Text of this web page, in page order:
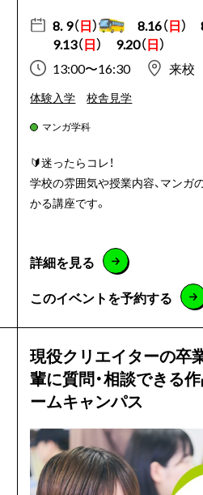
8. 9（日） 8.16（日）
9.13（日） 9.20（日）
13:00〜16:30
来校
体験入学 校舎見学
マンガ学科
🔰迷ったらコレ！
学校の雰囲気や授業内容、マンガ
かる講座です。
詳細を見る
このイベントを予約する
現役クリエイターの卒
輩に質問・相談できる
ームキャンパス